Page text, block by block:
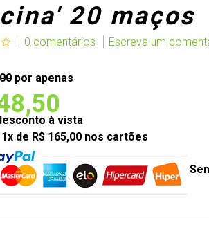
20 maços
0 comentários Escreva um
por apenas
à vista
de R$ 165,00 nos cartões